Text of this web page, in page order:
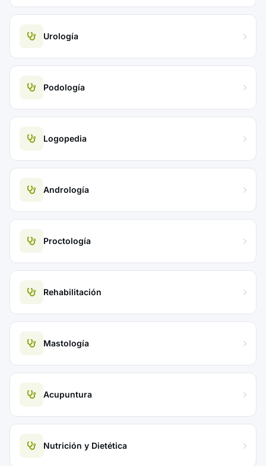
Urología
Podología
Logopedia
Andrología
Proctología
Rehabilitación
Mastología
Acupuntura
Nutrición y Dietética